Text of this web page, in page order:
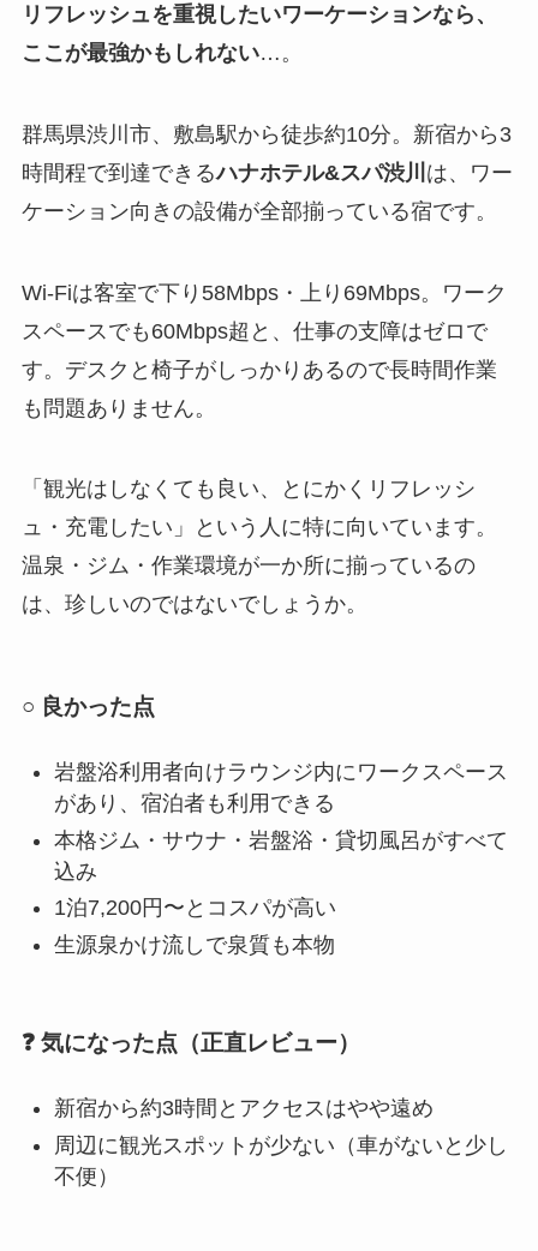
リフレッシュを重視したいワーケーションなら、
ここが最強かもしれない…。
群馬県渋川市、敷島駅から徒歩約10分。新宿から3
時間程で到達できるハナホテル&スパ渋川 は、ワー
ケーション向きの設備が全部揃っている宿です。
Wi-Fiは客室で下り58Mbps・上り69Mbps。ワーク
スペースでも60Mbps超と、仕事の支障はゼロで
す。デスクと椅子がしっかりあるので長時間作業
も問題ありません。
「観光はしなくても良い、とにかくリフレッシ
ュ・充電したい」という人に特に向いています。
温泉・ジム・作業環境が一か所に揃っているの
は、珍しいのではないでしょうか。
○ 良かった点
岩盤浴利用者向けラウンジ内にワークスペース
があり、宿泊者も利用できる
本格ジム・サウナ・岩盤浴・貸切風呂がすべて
込み
1泊7,200円〜とコスパが高い
生源泉かけ流しで泉質も本物
❓ 気になった点（正直レビュー）
新宿から約3時間とアクセスはやや遠め
周辺に観光スポットが少ない（車がないと少し
不便）